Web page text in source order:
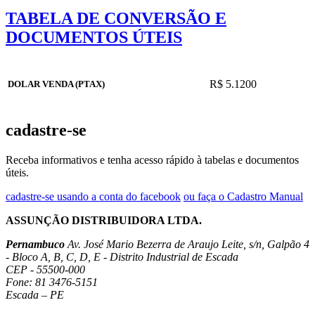
TABELA DE CONVERSÃO E
DOCUMENTOS ÚTEIS
DOLAR VENDA (PTAX) R$ 5.1200
cadastre-se
Receba informativos e tenha acesso rápido à tabelas e documentos
úteis.
cadastre-se usando a conta do facebook ou faça o Cadastro Manual
ASSUNÇÃO DISTRIBUIDORA LTDA.
Pernambuco Av. José Mario Bezerra de Araujo Leite, s/n, Galpão 4
- Bloco A, B, C, D, E - Distrito Industrial de Escada
CEP - 55500-000
Fone: 81 3476-5151
Escada – PE